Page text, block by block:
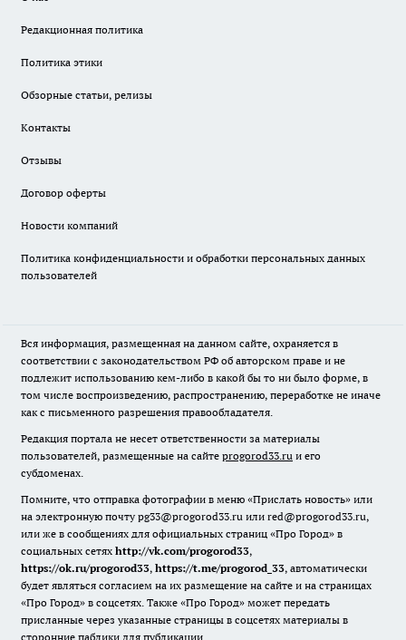
Редакционная политика
Политика этики
Обзорные статьи, релизы
Контакты
Отзывы
Договор оферты
Новости компаний
Политика конфиденциальности и обработки персональных данных
пользователей
Вся информация, размещенная на данном сайте, охраняется в
соответствии с законодательством РФ об авторском праве и не
подлежит использованию кем-либо в какой бы то ни было форме, в
том числе воспроизведению, распространению, переработке не иначе
как с письменного разрешения правообладателя.
Редакция портала не несет ответственности за материалы
пользователей, размещенные на сайте progorod33.ru и его
субдоменах.
Помните, что отправка фотографии в меню «Прислать новость» или
на электронную почту pg33@progorod33.ru или red@progorod33.ru,
или же в сообщениях для официальных страниц «Про Город» в
социальных сетях http://vk.com/progorod33,
https://ok.ru/progorod33, https://t.me/progorod_33, автоматически
будет являться согласием на их размещение на сайте и на страницах
«Про Город» в соцсетях. Также «Про Город» может передать
присланные через указанные страницы в соцсетях материалы в
сторонние паблики для публикации.